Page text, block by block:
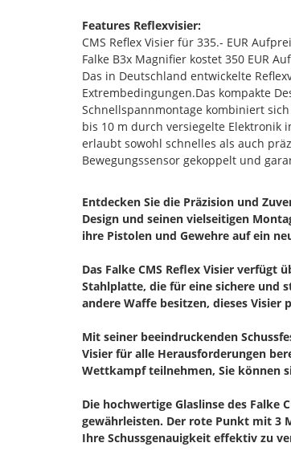
Features Reflexvisier:
CMS Reflex Visier für 335.- EUR
Falke B3x Magnifier kostet 350 EUR
Das in Deutschland entwickelte
Extrembedingungen.Das kompakte
Schnellspannmontage kombiniert
bis 10 m durch versiegelte Elektronik
erlaubt sowohl schnelles als auch
Bewegungssensor gekoppelt und
Entdecken Sie die Präzision und
Design und seinen vielseitigen
ihre Pistolen und Gewehre auf ein
Das Falke CMS Reflex Visier verfügt
Stahlplatte, die für eine sichere und
andere Waffe besitzen, dieses Visier
Mit seiner beeindruckenden
Visier für alle Herausforderungen
Wettkampf teilnehmen, Sie können
Die hochwertige Glaslinse des Falke
gewährleisten. Der rote Punkt mit 3
Ihre Schussgenauigkeit effektiv zu